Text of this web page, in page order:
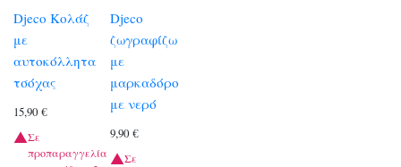
Djeco Κολάζ
με
αυτοκόλλητα
τσόχας
15,90 €
Σε
προπαραγγελία
Djeco
ζωγραφίζω
με
μαρκαδόρο
με νερό
9,90€
Σε